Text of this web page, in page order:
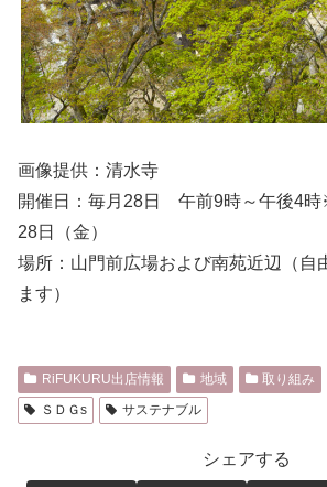
画像提供：清水寺
開催日：毎月28日 午前9時～午後4時
28日（金）
場所：山門前広場および南苑近辺（自
ます）
RiFUKURU出店情報 地域 取り組み
ＳＤＧs
サステナブル
シェアする